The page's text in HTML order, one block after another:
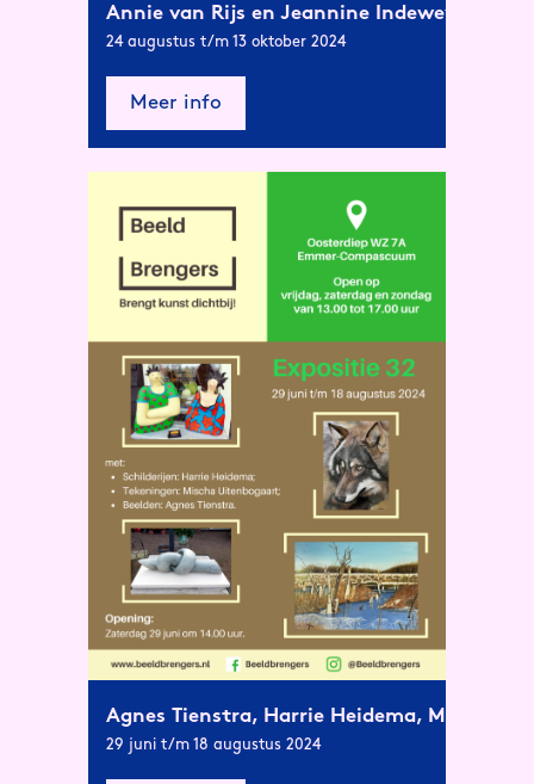
Annie van Rijs en Jeannine Indewey
24 augustus t/m 13 oktober 2024
Meer info
Agnes Tienstra, Harrie Heidema, Mischa
29 juni t/m 18 augustus 2024